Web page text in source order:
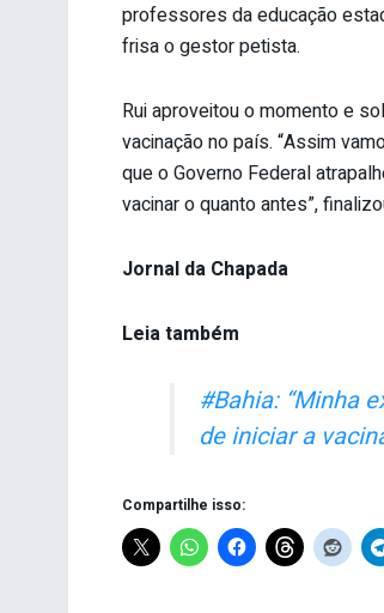
professores da educação
frisa o gestor petista.
Rui aproveitou o momento e
vacinação no país. “Assim
que o Governo Federal
vacinar o quanto antes”,
Jornal da Chapada
Leia também
#Bahia: “Minha
de iniciar a
Compartilhe isso: